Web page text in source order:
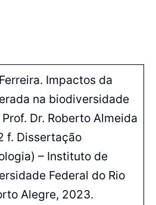
Impactos da
na biodiversidade
Dr. Roberto Almeida
f. Dissertação
– Instituto de
Federal do Rio
Alegre, 2023.